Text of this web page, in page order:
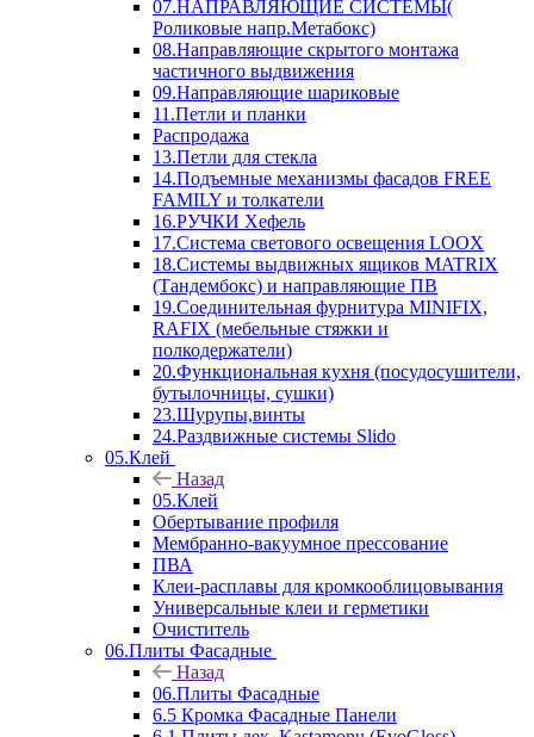
07.НАПРАВЛЯЮЩИЕ СИСТЕМЫ(
Роликовые напр.Метабокс)
08.Направляющие скрытого монтажа
частичного выдвижения
09.Направляющие шариковые
11.Петли и планки
Распродажа
13.Петли для стекла
14.Подъемные механизмы фасадов FREE
FAMILY и толкатели
16.РУЧКИ Хефель
17.Система светового освещения LOOX
18.Системы выдвижных ящиков MATRIX
(Тандембокс) и направляющие ПВ
19.Соединительная фурнитура MINIFIX,
RAFIX (мебельные стяжки и
полкодержатели)
20.Функциональная кухня (посудосушители,
бутылочницы, сушки)
23.Шурупы,винты
24.Раздвижные системы Slido
05.Клей
Назад
05.Клей
Обертывание профиля
Мембранно-вакуумное прессование
ПВА
Клеи-расплавы для кромкооблицовывания
Универсальные клеи и герметики
Очиститель
06.Плиты Фасадные
Назад
06.Плиты Фасадные
6.5 Кромка Фасадные Панели